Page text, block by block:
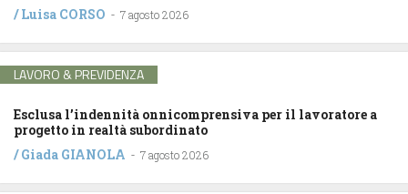
/Luisa CORSO - 7 agosto 2026
LAVORO & PREVIDENZA
Esclusa l’indennità onnicomprensiva per il lavoratore a
progetto in realtà subordinato
/Giada GIANOLA - 7 agosto 2026